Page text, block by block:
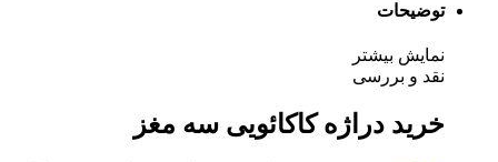
توضیحات
نمایش بیشتر
نقد و بررسی
خرید دراژه کاکائویی سه مغز